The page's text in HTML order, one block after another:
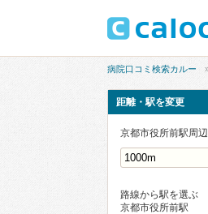
病院口コミ検索カルー
距離・駅を変更
京都市役所前駅周辺
路線から駅を選ぶ
京都市役所前駅